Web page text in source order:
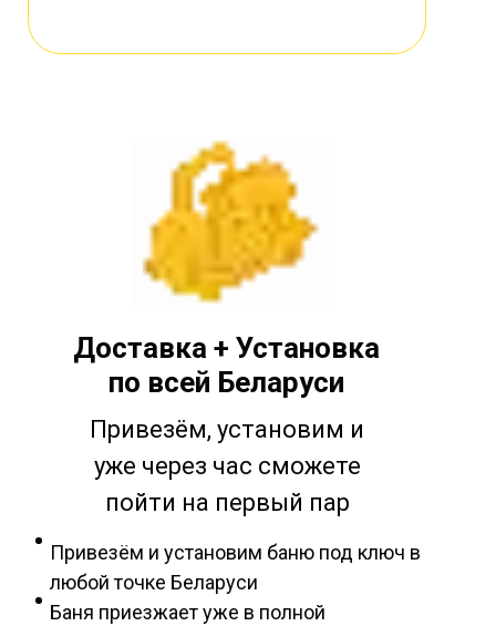
Привезём, установим и
уже через час сможете
пойти на первый пар
Доставка + Установка
по всей Беларуси
Привезём и установим баню под ключ в
любой точке Беларуси
Баня приезжает уже в полной